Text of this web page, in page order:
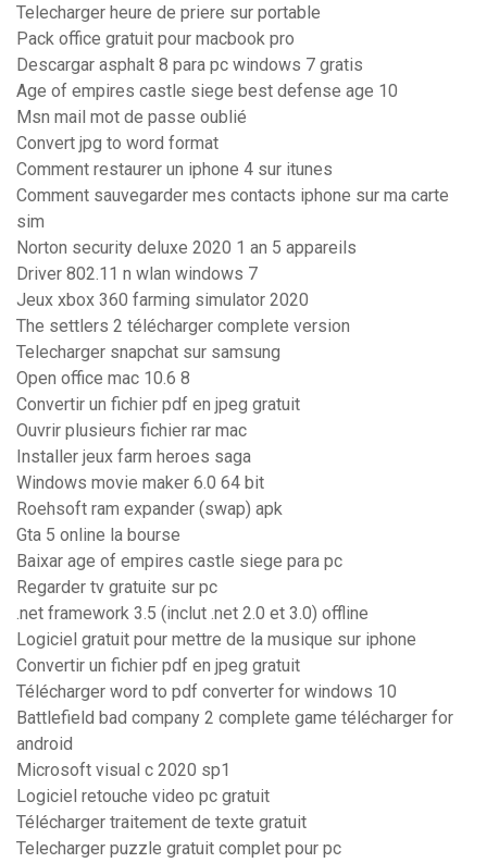
Telecharger heure de priere sur portable
Pack office gratuit pour macbook pro
Descargar asphalt 8 para pc windows 7 gratis
Age of empires castle siege best defense age 10
Msn mail mot de passe oublié
Convert jpg to word format
Comment restaurer un iphone 4 sur itunes
Comment sauvegarder mes contacts iphone sur ma carte
sim
Norton security deluxe 2020 1 an 5 appareils
Driver 802.11 n wlan windows 7
Jeux xbox 360 farming simulator 2020
The settlers 2 télécharger complete version
Telecharger snapchat sur samsung
Open office mac 10.6 8
Convertir un fichier pdf en jpeg gratuit
Ouvrir plusieurs fichier rar mac
Installer jeux farm heroes saga
Windows movie maker 6.0 64 bit
Roehsoft ram expander (swap) apk
Gta 5 online la bourse
Baixar age of empires castle siege para pc
Regarder tv gratuite sur pc
.net framework 3.5 (inclut .net 2.0 et 3.0) offline
Logiciel gratuit pour mettre de la musique sur iphone
Convertir un fichier pdf en jpeg gratuit
Télécharger word to pdf converter for windows 10
Battlefield bad company 2 complete game télécharger for
android
Microsoft visual c 2020 sp1
Logiciel retouche video pc gratuit
Télécharger traitement de texte gratuit
Telecharger puzzle gratuit complet pour pc